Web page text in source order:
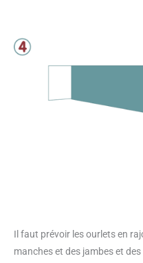
Il faut prévoir les ourlets en
manches et des jambes et